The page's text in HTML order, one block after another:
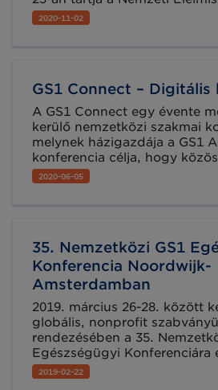
Nyomonkövetési Platform idei
Zárókonferenciáját online
2020-11-02
GS1 Connect – Digitális
A GS1 Connect egy évente
kerülő nemzetközi szakmai
melynek házigazdája a GS1
konferencia célja, hogy
teremtsen az üzleti
legkülönbözőbb szektorokból
lehetőségek alkalmazását
költségeik optimalizálása
vevőik jobb kiszolgálásáért.
regisztrációs díj nélkül.
2020-06-05
35. Nemzetközi GS1
Konferencia Noordwijk-
Amsterdamban
2019. március 26-28. között
globális, nonprofit
rendezésében a 35.
Egészségügyi Konferenciára
Hollandiában. A 300-nál is
közel 40 országból érkezik
2019-02-22